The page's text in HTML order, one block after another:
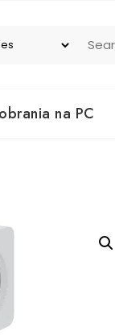
na PC